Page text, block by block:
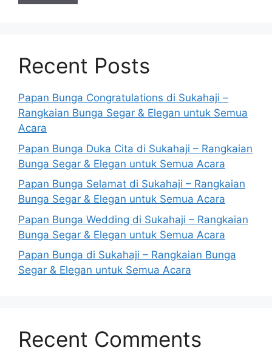
Recent Posts
Papan Bunga Congratulations di Sukahaji –
Rangkaian Bunga Segar & Elegan untuk Semua
Acara
Papan Bunga Duka Cita di Sukahaji – Rangkaian
Bunga Segar & Elegan untuk Semua Acara
Papan Bunga Selamat di Sukahaji – Rangkaian
Bunga Segar & Elegan untuk Semua Acara
Papan Bunga Wedding di Sukahaji – Rangkaian
Bunga Segar & Elegan untuk Semua Acara
Papan Bunga di Sukahaji – Rangkaian Bunga
Segar & Elegan untuk Semua Acara
Recent Comments